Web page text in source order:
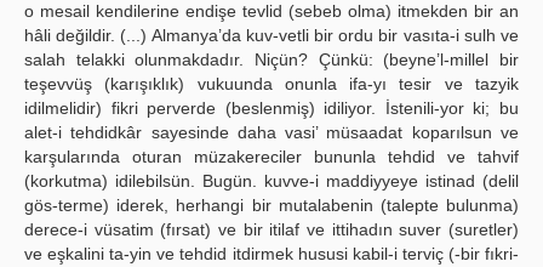
o mesail kendilerine endişe tevlid (sebeb olma) itmekden bir an
hâli değildir. (...) Almanya’da kuv-vetli bir ordu bir vasıta-i sulh ve
salah telakki olunmakdadır. Niçün? Çünkü: (beyne’l-millel bir
teşevvüş (karışıklık) vukuunda onunla ifa-yı tesir ve tazyik
idilmelidir) fikri perverde (beslenmiş) idiliyor. İstenili-yor ki; bu
alet-i tehdidkâr sayesinde daha vasi’ müsaadat koparılsun ve
karşularında oturan müzakereciler bununla tehdid ve tahvif
(korkutma) idilebilsün. Bugün. kuvve-i maddiyyeye istinad (delil
gös-terme) iderek, herhangi bir mutalabenin (talepte bulunma)
derece-i vüsatim (fırsat) ve bir itilaf ve ittihadın suver (suretler)
ve eşkalini ta-yin ve tehdid itdirmek hususi kabil-i terviç (-bir fıkri-